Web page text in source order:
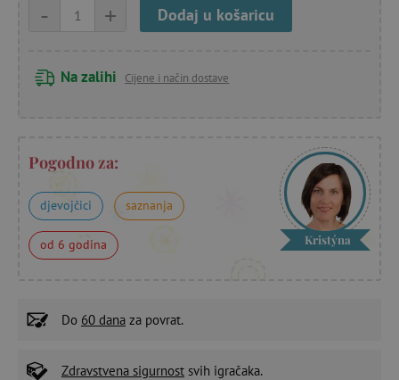
+
- Dodaj u košaricu
Na zalihi Cijene i način dostave
Pogodno za:
djevojčici saznanja
od 6 godina Kristýna
Do 60 dana za povrat.
Zdravstvena sigurnost svih igračaka.